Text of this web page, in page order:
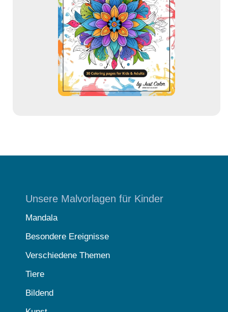
Unsere Malvorlagen für Kinder
Mandala
Besondere Ereignisse
Verschiedene Themen
Tiere
Bildend